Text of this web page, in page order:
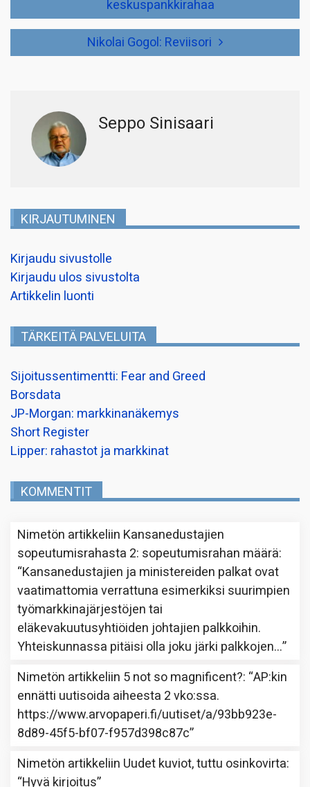
keskuspankkirahaa
Nikolai Gogol: Reviisori
Seppo Sinisaari
KIRJAUTUMINEN
Kirjaudu sivustolle
Kirjaudu ulos sivustolta
Artikkelin luonti
TÄRKEITÄ PALVELUITA
Sijoitussentimentti: Fear and Greed
Borsdata
JP-Morgan: markkinanäkemys
Short Register
Lipper: rahastot ja markkinat
KOMMENTIT
Nimetön artikkeliin Kansanedustajien
sopeutumisrahasta 2: sopeutumisrahan määrä:
“Kansanedustajien ja ministereiden palkat ovat
vaatimattomia verrattuna esimerkiksi suurimpien
työmarkkinajärjestöjen tai
eläkevakuutusyhtiöiden johtajien palkkoihin.
Yhteiskunnassa pitäisi olla joku järki palkkojen…”
Nimetön artikkeliin 5 not so magnificent?: “AP:kin
ennätti uutisoida aiheesta 2 vko:ssa.
https://www.arvopaperi.fi/uutiset/a/93bb923e-
8d89-45f5-bf07-f957d398c87c”
Nimetön artikkeliin Uudet kuviot, tuttu osinkovirta:
“Hyvä kirjoitus”